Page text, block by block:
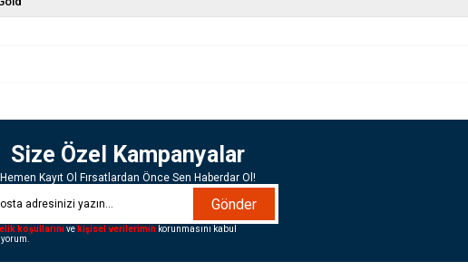
Size Özel Kampanyalar
Hemen Kayıt Ol Fırsatlardan Önce Sen Haberdar Ol!
Gönder
koşullarınıve kişisel verileriminkorunmasını kabul